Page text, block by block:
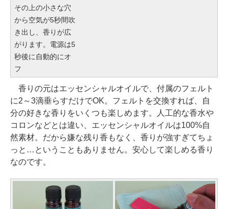
その上の小さな穴
から空気が5秒間吹
き出し、香りが広
がります。電源は5
秒後に自動的にオ
フ
香りの元はエッセンシャルオイルで、付属のフェルト
に2～3滴垂らすだけでOK。フェルトを交換すれば、自
分の好きな香りをいくつも楽しめます。人工的な香水や
コロンなどとは違い、エッセンシャルオイルは100%自
然素材。だから嫌な残り香もなく、香りが強すぎてちょ
っと…ということもありません。安心して楽しめる香り
なのです。